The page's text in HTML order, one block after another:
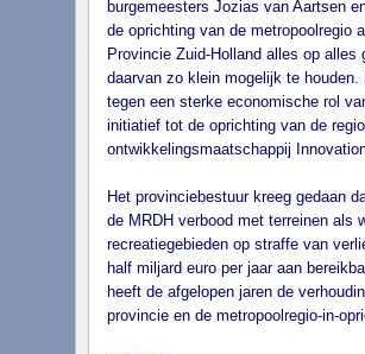
burgemeesters Jozias van Aartsen
de oprichting van de metropoolregio
Provincie Zuid-Holland alles op
daarvan zo klein mogelijk te
tegen een sterke economische rol
initiatief tot de oprichting van de
ontwikkelingsmaatschappij
Het provinciebestuur kreeg gedaan
de MRDH verbood met terreinen als
recreatiegebieden op straffe van
half miljard euro per jaar aan
heeft de afgelopen jaren de
provincie en de metropoolregio-in-